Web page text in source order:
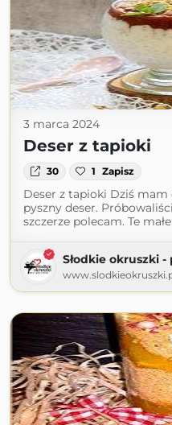
3 marca 2024
Deser z tapioki
30 1 Zapisz
Deser z tapioki Dziś mam
pyszny deser.
szczerze polecam. Te
Słodkie okruszki